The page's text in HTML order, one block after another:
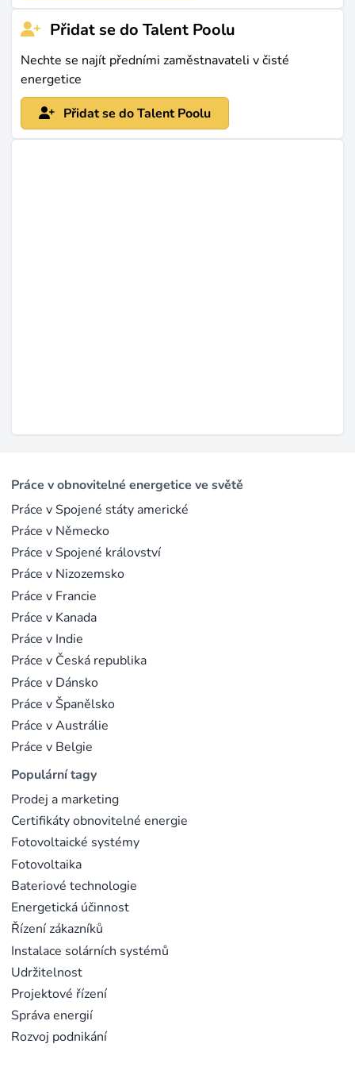
100 potenciálních vykazovacích položek.
Poslední aktualizace: dub 3, 2026 |
Nahlásit problém
Přidat se do Talent Poolu
Nechte se najít předními zaměstnavateli v čisté
energetice
Přidat se do Talent Poolu
Práce v obnovitelné energetice ve světě
Práce v Spojené státy americké
Práce v Německo
Práce v Spojené království
Práce v Nizozemsko
Práce v Francie
Práce v Kanada
Práce v Indie
Práce v Česká republika
Práce v Dánsko
Práce v Španělsko
Práce v Austrálie
Práce v Belgie
Populární tagy
Prodej a marketing
Certifikáty obnovitelné energie
Fotovoltaické systémy
Fotovoltaika
Bateriové technologie
Energetická účinnost
Řízení zákazníků
Instalace solárních systémů
Udržitelnost
Projektové řízení
Správa energií
Rozvoj podnikání